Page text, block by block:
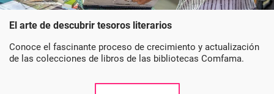
El arte de descubrir tesoros literarios
Conoce el fascinante proceso de crecimiento y actualización
de las colecciones de libros de las bibliotecas Comfama.